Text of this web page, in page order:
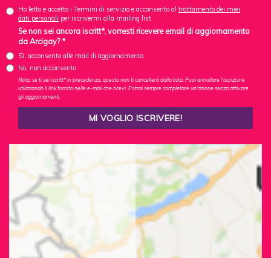
Ho letto e accetto i Termini di servizio e acconsento al trattamento dei miei
dati personali per iscrivermi alla mailing list
Se non sei ancora iscritt*, vorresti ricevere email di aggiornamento
da Arcigay? *
Sì, acconsento alle mail di aggiornamento
No, non acconsento
Nota: se ti sei iscritt* in precedenza, questo non ti cancellerà dalla lista. Puoi annullare l'iscrizione
utilizzando il link fornito nelle e-mail che ricevi. Potrai sempre completare un'azione senza attivare
gli aggiornamenti.